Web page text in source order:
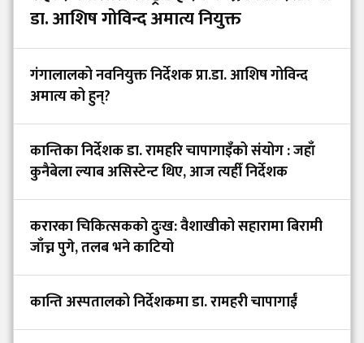
डा. आशिष गोविन्द अमात्य नियुक्त
गंगालालको नवनियुक्त निर्देशक प्रा.डा. आशिष गोविन्द
अमात्य को हुन्?
कान्तिका निर्देशक डा. रामहरि चापागाइँको संयोग : जहाँ
कुनैबेला ल्याब असिस्टेन्ट थिए, आज त्यहीँ निर्देशक
करारका चिकित्सकको दुःख: वैशाखीको सहारामा बिरामी
जाँच्न पुगे, तलब भने काटियो
कान्ति अस्पतालको निर्देशकमा डा. रामहरी चापागाईं